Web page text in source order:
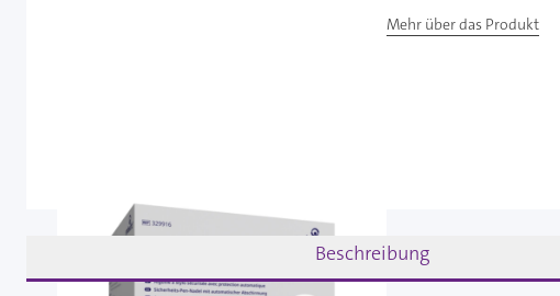
Mehr über das Produkt
Beschreibung